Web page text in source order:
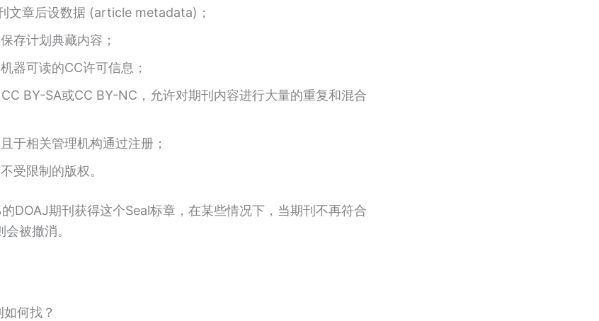
文章后设数据 (article metadata)；
存计划典藏内容；
器可读的CC许可信息；
BY-SA或CC BY-NC，允许对期刊内容进行大量的重复和混合
于相关管理机构通过注册；
受限制的版权。
DOAJ期刊获得这个Seal标章，在某些情况下，当期刊不再符合
被撤消。
何找？